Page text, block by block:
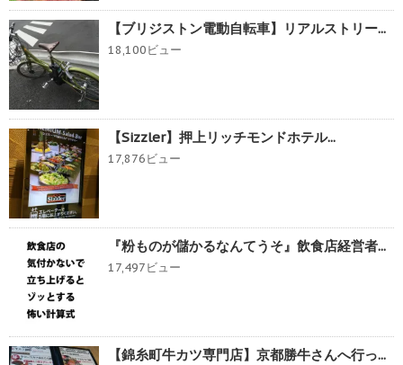
【ブリジストン電動自転車】リアルストリー...
18,100ビュー
【Sizzler】押上リッチモンドホテル...
17,876ビュー
『粉ものが儲かるなんてうそ』飲食店経営者...
17,497ビュー
【錦糸町牛カツ専門店】京都勝牛さんへ行っ...